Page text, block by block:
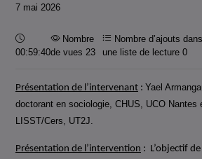
7 mai 2026
Durée :
00:59:40
Nombre
de vues 23
Nombre d’ajouts dans
une liste de lecture0
Présentation de l’intervenant : Yael
doctorant en sociologie, CHUS, UCO Nantes
LISST/Cers, UT2J.
Présentation de l’intervention : L’objectif